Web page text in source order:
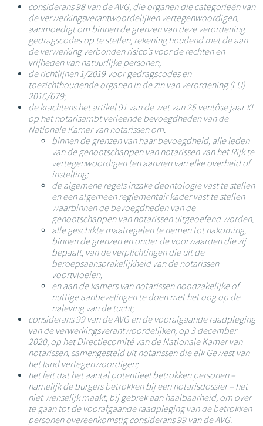
considerans 98 van de AVG, die organen die categorieën van
de verwerkingsverantwoordelijken vertegenwoordigen,
aanmoedigt om binnen de grenzen van deze verordening
gedragscodes op te stellen, rekening houdend met de aan
de verwerking verbonden risico's voor de rechten en
vrijheden van natuurlijke personen;
de richtlijnen 1/2019 voor gedragscodes en
toezichthoudende organen in de zin van verordening (EU)
2016/679;
de krachtens het artikel 91 van de wet van 25 ventôse jaar XI
op het notarisambt verleende bevoegdheden van de
Nationale Kamer van notarissen om:
binnen de grenzen van haar bevoegdheid, alle leden
van de genootschappen van notarissen van het Rijk te
vertegenwoordigen ten aanzien van elke overheid of
instelling;
de algemene regels inzake deontologie vast te stellen
en een algemeen reglementair kader vast te stellen
waarbinnen de bevoegdheden van de
genootschappen van notarissen uitgeoefend worden,
alle geschikte maatregelen te nemen tot nakoming,
binnen de grenzen en onder de voorwaarden die zij
bepaalt, van de verplichtingen die uit de
beroepsaansprakelijkheid van de notarissen
voortvloeien,
en aan de kamers van notarissen noodzakelijke of
nuttige aanbevelingen te doen met het oog op de
naleving van de tucht;
considerans 99 van de AVG en de voorafgaande raadpleging
van de verwerkingsverantwoordelijken, op 3 december
2020, op het Directiecomité van de Nationale Kamer van
notarissen, samengesteld uit notarissen die elk Gewest van
het land vertegenwoordigen;
het feit dat het aantal potentieel betrokken personen –
namelijk de burgers betrokken bij een notarisdossier – het
niet wenselijk maakt, bij gebrek aan haalbaarheid, om over
te gaan tot de voorafgaande raadpleging van de betrokken
personen overeenkomstig considerans 99 van de AVG.